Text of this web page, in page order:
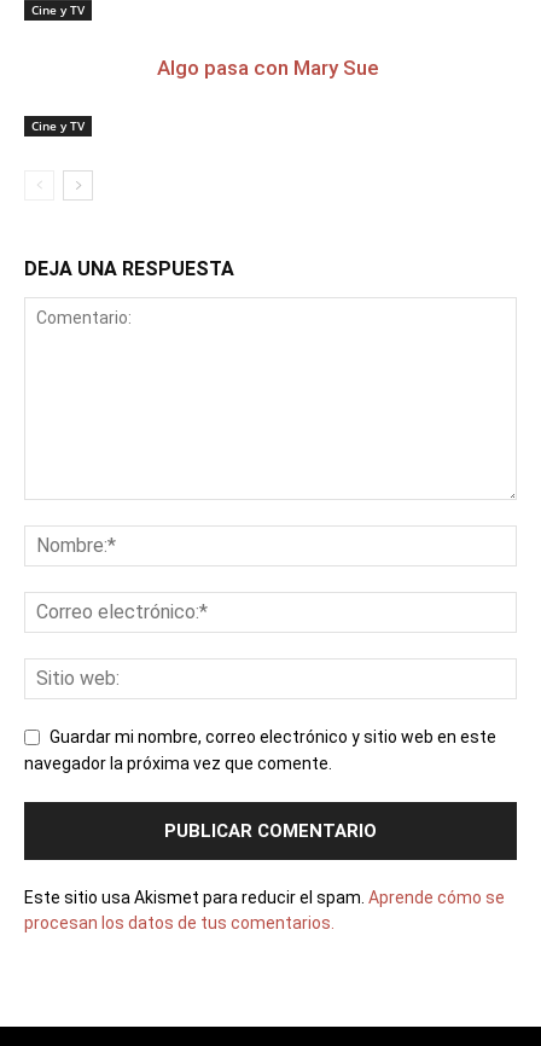
Cine y TV
Cine y TV
Algo pasa con Mary Sue
DEJA UNA RESPUESTA
Guardar mi nombre, correo electrónico y sitio web en este
navegador la próxima vez que comente.
Este sitio usa Akismet para reducir el spam. Aprende cómo se
procesan los datos de tus comentarios.